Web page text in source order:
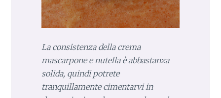
La consistenza della crema
mascarpone e nutella è abbastanza
solida, quindi potrete
tranquillamente cimentarvi in